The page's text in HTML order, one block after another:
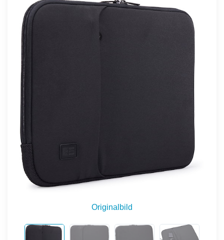
Originalbild